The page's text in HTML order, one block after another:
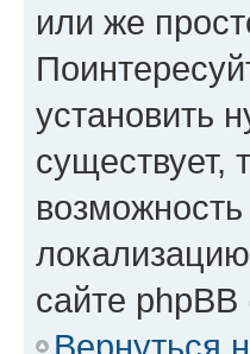
или же
установить
существует,
сайте
Вернуться